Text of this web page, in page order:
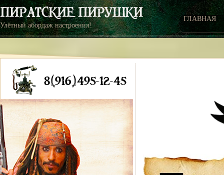
Улётный абордаж настроения!
ГЛАВНАЯ
8(916)495-12-45